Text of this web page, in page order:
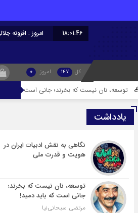
18:01:47 امروز : افزونه
کل 147 امروز 0
که بخرند؛ جانی است که باید دمید!
یادداشت
نگاهی به نقش ادبیات ایران در
هویت و قدرت ملی
توسعه، نان نیست که بخرند؛
جانی است که باید دمید!
مرتضی سبحانی‌نیا